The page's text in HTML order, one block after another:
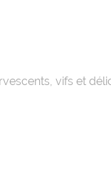
vifs et